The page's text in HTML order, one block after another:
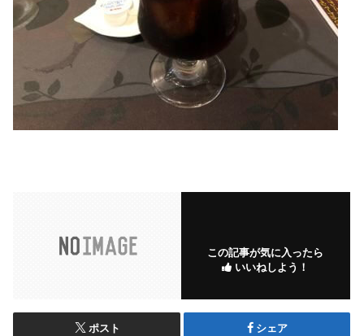
この記事が気に入ったら
いいねしよう！
ポスト シェア